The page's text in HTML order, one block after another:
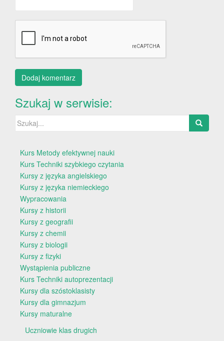
Szukaj w serwisie:
Szukaj:
Kurs Metody efektywnej nauki
Kurs Techniki szybkiego czytania
Kursy z języka angielskiego
Kursy z języka niemieckiego
Wypracowania
Kursy z historii
Kursy z geografii
Kursy z chemii
Kursy z biologii
Kursy z fizyki
Wystąpienia publiczne
Kurs Techniki autoprezentacji
Kursy dla szóstoklasisty
Kursy dla gimnazjum
Kursy maturalne
Uczniowie klas drugich